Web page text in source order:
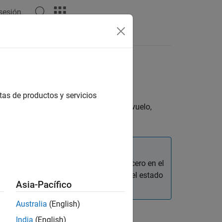
los datos de navegación durante el vuelo,
de navegación devuelven un cero en el
devuelven datos incluso en el estado
de productos y servicios
Asia-Pacífico
Australia (English)
India (English)